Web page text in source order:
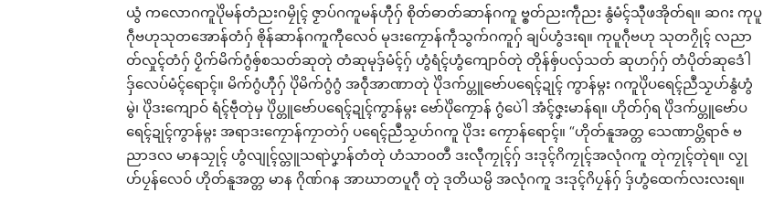
ဗွဳဒဳယဵု
ကေတ်အဆက်
© ဌာန်ပရိုၚ်ဗၠးၜးမန်
Related
ယွံ ကလောဂကူပိုဲမန်တံညးဂမၠိုၚ် ဇၟာပ်ဂကူမန်ဟီုဂှ် စိုတ်ဓာတ်ဆာန်ဂကူ ဗ္ၜတ်ညးကဵုညး နွံမံၚ်သီုဖအိုတ်ရ။ ဆဂး ကုပူ
ဂဵုဗဟုသုတအောန်တံဂှ် ၜိုန်ဆာန်ဂကူကီုလေဝ် မုဒးကၠောန်ကဵုသွက်ဂကူဂှ် ချပ်ဟွံဒးရ။ ကုပူဂဵုဗဟု သုတဂၠိုၚ် လညာ
တ်လှုၚ်တံဂှ် ပၟိက်မိက်ဂွံၜှ်စသတ်ဆုတုဲ တံဆုမုဒှ်မံၚ်ဂှ် ဟွံရံၚ်ဟွံကျောဝ်တုဲ တိုန်ၜှ်ပလှ်သတ် ဆုဟဂှ်ဂှ် တံပိုတ်ဆုဒေံါ
ဒှ်လေပ်မံၚ်ရောၚ်။ မိက်ဂွံဟီုဂှ် ပိုဲမိက်ဂွံဂွံ အဝဵုအာဏာတုဲ ပိုဲဒက်ပ္တူဗော်ပရေၚ်ဍုၚ် ကွာန်မ္ဂး ဂကူပိုဲပရေၚ်ညဳသၟဟ်နွံဟွံ
မွဲ၊ ပိုဲဒးကျောဝ် ရံၚ်ဗဵုတုဲမှ ပိုဲပ္တူဗော်ပရေၚ်ဍုၚ်ကွာန်မ္ဂး ဗော်ပိုဲကၠောန် ဂွံပေဲါ အံၚ်ဇၞးမာန်ရ။ ဟိုတ်ဂှ်ရ ပိုဲဒက်ပ္တူဗော်ပ
ရေၚ်ဍုၚ်ကွာန်မ္ဂး အရာဒးကၠောန်ကၠာတဲဂှ် ပရေၚ်ညဳသၟဟ်ဂကူ ပိုဲဒး ကၠောန်ရောၚ်။ “ဟိုတ်နူအတ္တ သေဏာပ္တိရာဇ် ဗ
ညာဒလ မာနသၠုၚ် ဟွံလျုၚ်လ္တူသရာဲပၞာန်တံတုဲ ဟံသာဝတဳ ဒးလီုကၠုၚ်ဂှ် ဒးဒုၚ်ဂိကၠုၚ်အလုံဂကူ တုဲကၠုၚ်တုဲရ။ လၟု
ဟ်ပၠန်လေဝ် ဟိုတ်နူအတ္တ မာန ဂိုဏ်ဂန အာဃာတပူဂဵု တုဲ ဒုတိယမ္ပိ အလုံဂကူ ဒးဒုၚ်ဂိပၠန်ဂှ် ဒှ်ဟွံထေက်လးလးရ။